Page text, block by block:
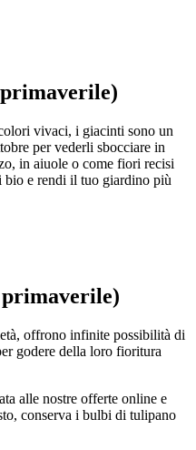
vivaci, i giacinti sono un
per vederli sbocciare in
in aiuole o come fiori recisi
bio e rendi il tuo giardino più
offrono infinite possibilità di
godere della loro fioritura
alle nostre offerte online e
conserva i bulbi di tulipano